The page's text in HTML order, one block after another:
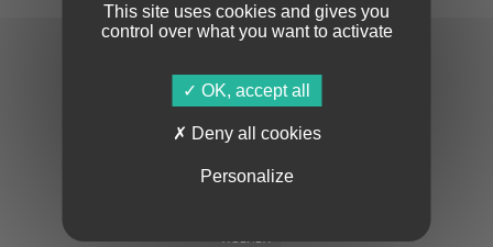
En cochant cette case, j’accepte la Politique de confidentialité
AGENDA
This site uses cookies and gives you
control over what you want to activate
OK, accept all
Deny all cookies
Personalize